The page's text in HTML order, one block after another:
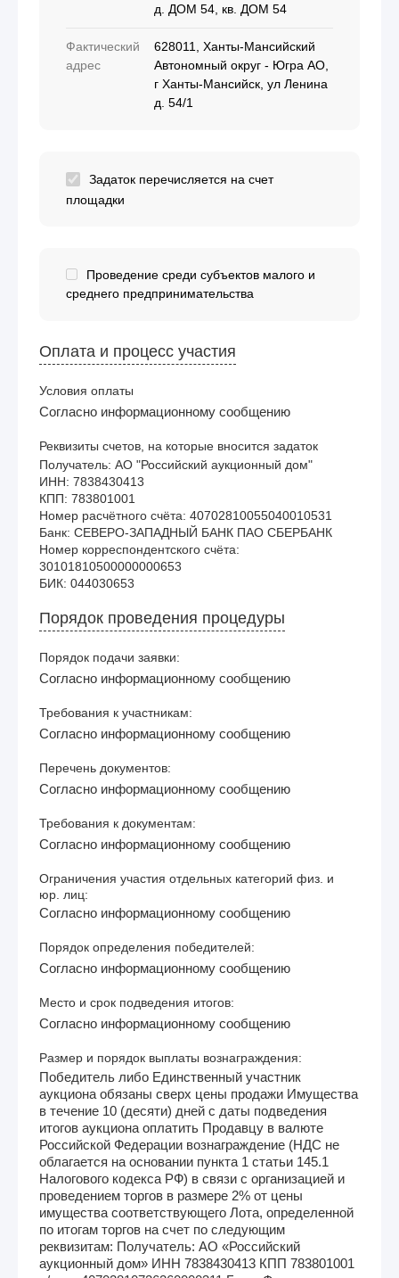
д. ДОМ 54, кв. ДОМ 54
Фактический
адрес
628011, Ханты-Мансийский
Автономный округ - Югра АО,
г Ханты-Мансийск, ул Ленина
д. 54/1
Задаток перечисляется на счет
площадки
Проведение среди субъектов малого и
среднего предпринимательства
Оплата и процесс участия
Условия оплаты
Согласно информационному сообщению
Реквизиты счетов, на которые вносится задаток
Получатель: АО "Российский аукционный дом"
ИНН: 7838430413
КПП: 783801001
Номер расчётного счёта: 40702810055040010531
Банк: СЕВЕРО-ЗАПАДНЫЙ БАНК ПАО СБЕРБАНК
Номер корреспондентского счёта:
30101810500000000653
Порядок проведения процедуры
Порядок подачи заявки:
Согласно информационному сообщению
Требования к участникам:
Согласно информационному сообщению
Перечень документов:
Согласно информационному сообщению
Требования к документам:
Согласно информационному сообщению
Ограничения участия отдельных категорий физ. и
юр. лиц:
Согласно информационному сообщению
Порядок определения победителей:
Согласно информационному сообщению
Место и срок подведения итогов:
Согласно информационному сообщению
Размер и порядок выплаты вознаграждения:
Победитель либо Единственный участник
аукциона обязаны сверх цены продажи Имущества
в течение 10 (десяти) дней с даты подведения
итогов аукциона оплатить Продавцу в валюте
Российской Федерации вознаграждение (НДС не
облагается на основании пункта 1 статьи 145.1
Налогового кодекса РФ) в связи с организацией и
проведением торгов в размере 2% от цены
имущества соответствующего Лота, определенной
по итогам торгов на счет по следующим
реквизитам: Получатель: АО «Российский
аукционный дом» ИНН 7838430413 КПП 783801001